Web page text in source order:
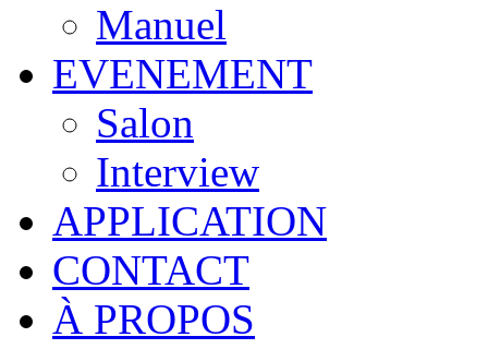
Manuel
EVENEMENT
Salon
Interview
APPLICATION
CONTACT
À PROPOS